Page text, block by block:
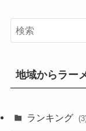
地域からラー
ランキング